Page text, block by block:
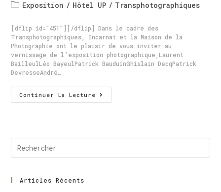
Exposition / Hôtel UP / Transphotographiques
[dflip id="451"][/dflip] Dans le cadre des
Transphotographiques, Incarnat et la Maison de la
Photographie ont le plaisir de vous inviter au
vernissage de l’exposition photographique,Laurent
BailleulLéo BayeulPatrick BauduinGhislain DecqPatrick
DevresseAndré…
Continuer La Lecture
Articles Récents